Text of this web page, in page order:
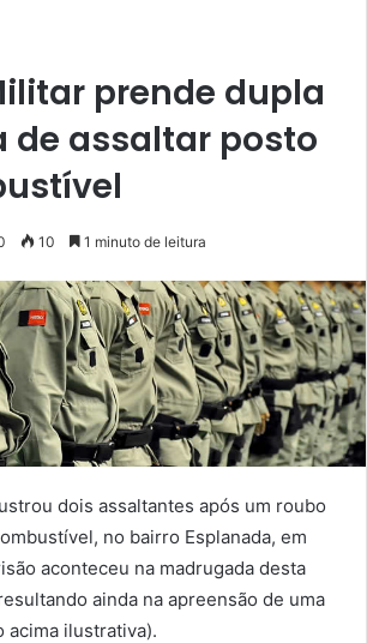
prende dupla
de assaltar posto
10 1 minuto de leitura
dois assaltantes após um roubo
no bairro Esplanada, em
aconteceu na madrugada desta
ainda na apreensão de uma
acima ilustrativa).